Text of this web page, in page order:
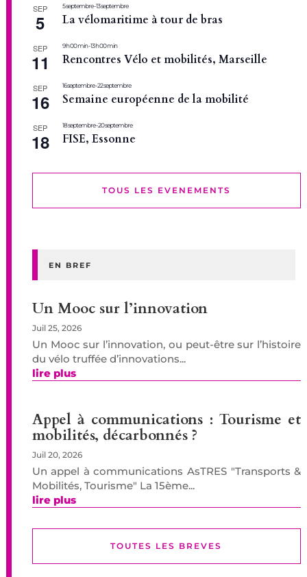
SEP
5
5 septembre-13 septembre
La vélomaritime à tour de bras
SEP
11
9 h 00 min-13 h 00 min
Rencontres Vélo et mobilités, Marseille
SEP
16
16 septembre-22 septembre
Semaine européenne de la mobilité
SEP
18
18 septembre-20 septembre
FISE, Essonne
TOUS LES EVENEMENTS
EN BREF
Un Mooc sur l’innovation
Juil 25, 2026
Un Mooc sur l’innovation, ou peut-être sur l’histoire
du vélo truffée d’innovations...
lire plus
Appel à communications : Tourisme et
mobilités, décarbonnés ?
Juil 20, 2026
Un appel à communications AsTRES "Transports &
Mobilités, Tourisme" La 15ème...
lire plus
TOUTES LES BREVES